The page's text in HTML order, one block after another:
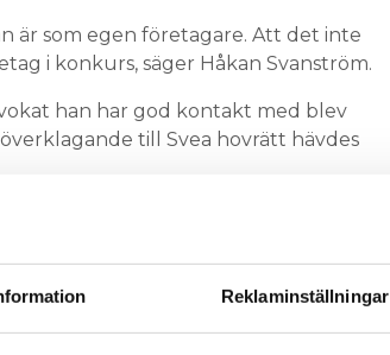
Reklaminställningar
är som egen företagare. Att det inte
i konkurs, säger Håkan Svanström.
han har god kontakt med blev
till Svea hovrätt hävdes
att fördröja effekterna av
före påsk och flera grossister lät
stängdes ner.